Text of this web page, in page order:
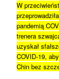
W
pandemią
trenera
uzyskał
COVID-19,
Chin bez